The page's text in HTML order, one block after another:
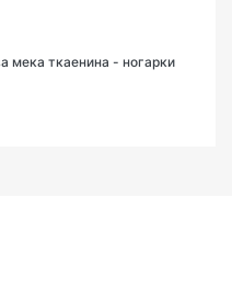
мека ткаенина - ногарки
беж нијанса 67x73x67cm